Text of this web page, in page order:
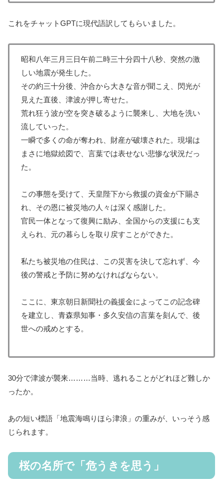
これをチャットGPTに現代語訳してもらいました。
昭和八年三月三日午前二時三十分四十八秒、突然の激
しい地震が発生した。
その約三十分後、沖合から大きな音が聞こえ、閃光が
見えた直後、津波が押し寄せた。
荒れ狂う波が空を突き破るように襲来し、大地を洗い
流していった。
一瞬で多くの命が奪われ、財産が破壊された。現場は
まさに地獄絵図で、言葉では表せない悲惨な状況だっ
た。
この事態を受けて、天皇陛下から救援の資金が下賜さ
れ、その恩に被災地の人々は深く感謝した。
官民一体となって復興に励み、全国からの支援にも支
えられ、元の暮らしを取り戻すことができた。
私たち被災地の住民は、この災害を決して忘れず、今
後の警戒と予防に努めなければならない。
ここに、東京朝日新聞社の義援金によってこの記念碑
を建立し、青森県知事・多久安信の言葉を刻んで、後
世への戒めとする。
30分で津波が襲来………当時、逃れることがどれほど難しか
ったか。
あの短い標語「地震海鳴りほら津浪」の重みが、いっそう感
じられます。
桜の名所で「危うきを思う」